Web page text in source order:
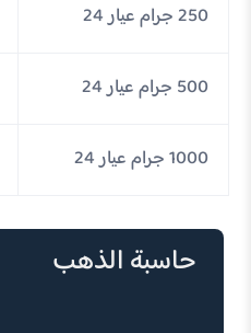
250 جرام عيار 24
500 جرام عيار 24
1000 جرام عيار 24
حاسبة الذهب